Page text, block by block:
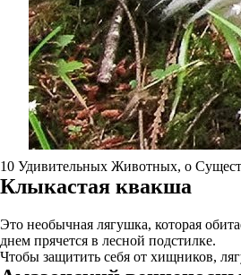
10 Удивительных Животных, о
Клыкастая квакша
Это необычная лягушка, которая
днем прячется в лесной подстилке.
Чтобы защитить себя от хищников,